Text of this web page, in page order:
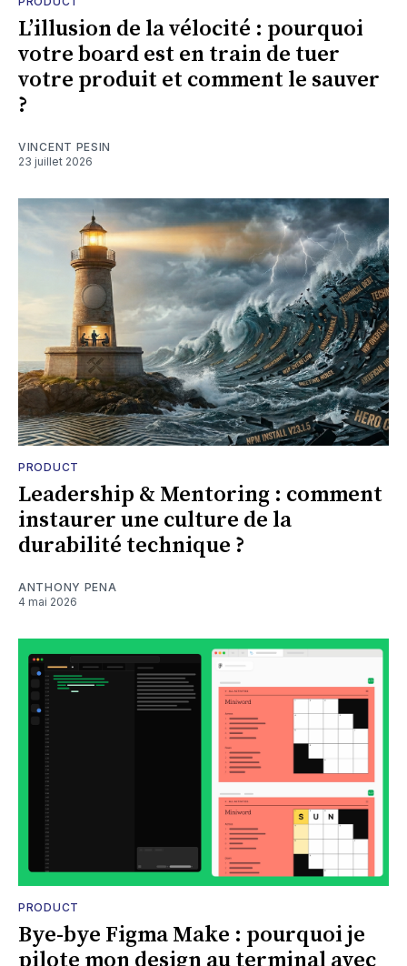
L’illusion de la vélocité : pourquoi
votre board est en train de tuer
votre produit et comment le sauver
?
VINCENT PESIN
23 juillet 2026
PRODUCT
Leadership & Mentoring : comment
instaurer une culture de la
durabilité technique ?
ANTHONY PENA
4 mai 2026
PRODUCT
Bye-bye Figma Make : pourquoi je
pilote mon design au terminal avec